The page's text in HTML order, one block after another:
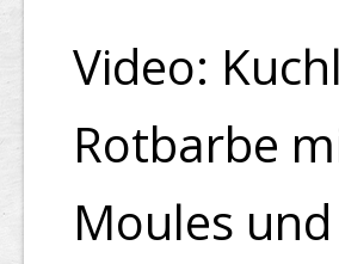
Video:
Rotbarbe
Moules und